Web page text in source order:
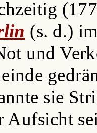
(s. d.)
und
sie
Aufsicht